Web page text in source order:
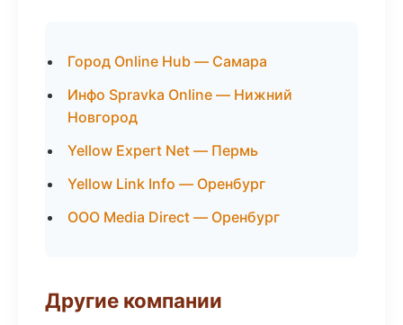
Город Online Hub — Самара
Инфо Spravka Online — Нижний
Новгород
Yellow Expert Net — Пермь
Yellow Link Info — Оренбург
ООО Media Direct — Оренбург
Другие компании